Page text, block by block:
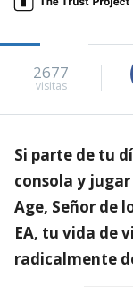
2677
visitas
Si parte de tu
consola y
Age, Señor de
EA, tu vida de
radicalmente